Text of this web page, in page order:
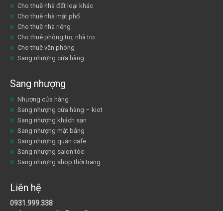
Cho thuê nhà đất loại khác
Cho thuê nhà mặt phố
Cho thuê nhà riêng
Cho thuê phòng trọ, nhà trọ
Cho thuê văn phòng
Sang nhượng cửa hàng
Sang nhượng
Nhượng cửa hàng
Sang nhượng cửa hàng – kiot
Sang nhượng khách sạn
Sang nhượng mặt bằng
Sang nhượng quán cafe
Sang nhượng salon tóc
Sang nhượng shop thời trang
Liên hệ
0931.999.338